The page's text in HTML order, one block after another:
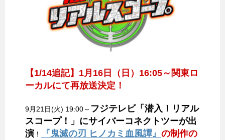
【1/14追記】1月16日（日）16:05～関東ロ
ーカルにて再放送決定！
9月21日(火) 19:00～ フジテレビ「潜入！リアル
スコープ！」にサイバーコネクトツーが出
演 ！ 『鬼滅の刃 ヒノカミ血風譚』 の制作の